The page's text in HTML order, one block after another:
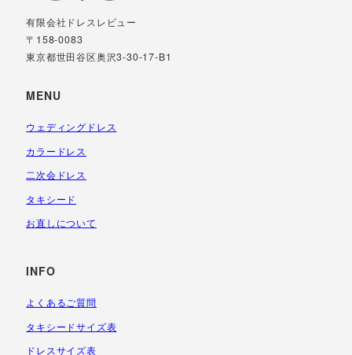
有限会社ドレスレビュー
〒158-0083
東京都世田谷区奥沢3-30-17-B1
MENU
ウェディングドレス
カラードレス
二次会ドレス
タキシード
お直しについて
INFO
よくあるご質問
タキシードサイズ表
ドレスサイズ表